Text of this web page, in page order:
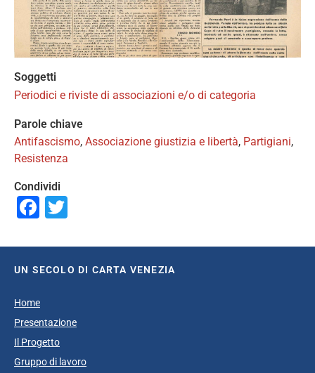
Soggetti
Periodici e riviste di associazioni e/o di categoria
Parole chiave
Antifascismo, Associazione giustizia e libertà, Partigiani,
Resistenza
Condividi
Facebook
UN SECOLO DI CARTA VENEZIA
Home
Presentazione
Il Progetto
Gruppo di lavoro